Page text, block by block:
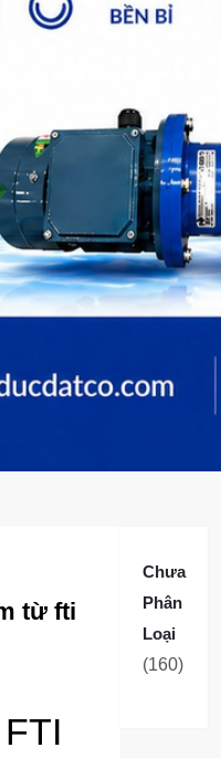
từ fti
Chưa
Phân
Loại
160160